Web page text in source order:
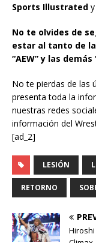
Sports Illustrated y
No te olvides de
estar al tanto de
“AEW” y las demás
No te pierdas de las
presenta toda la
nuestras redes
información del
[ad_2]
LESIÓN
RETORNO